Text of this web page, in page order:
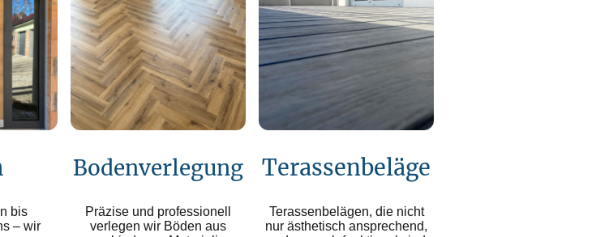
bis
– wir
Bodenverlegung
Präzise und professionell
verlegen wir Böden aus
Terassenbeläge
Terassenbelägen, die nicht
nur ästhetisch ansprechend,